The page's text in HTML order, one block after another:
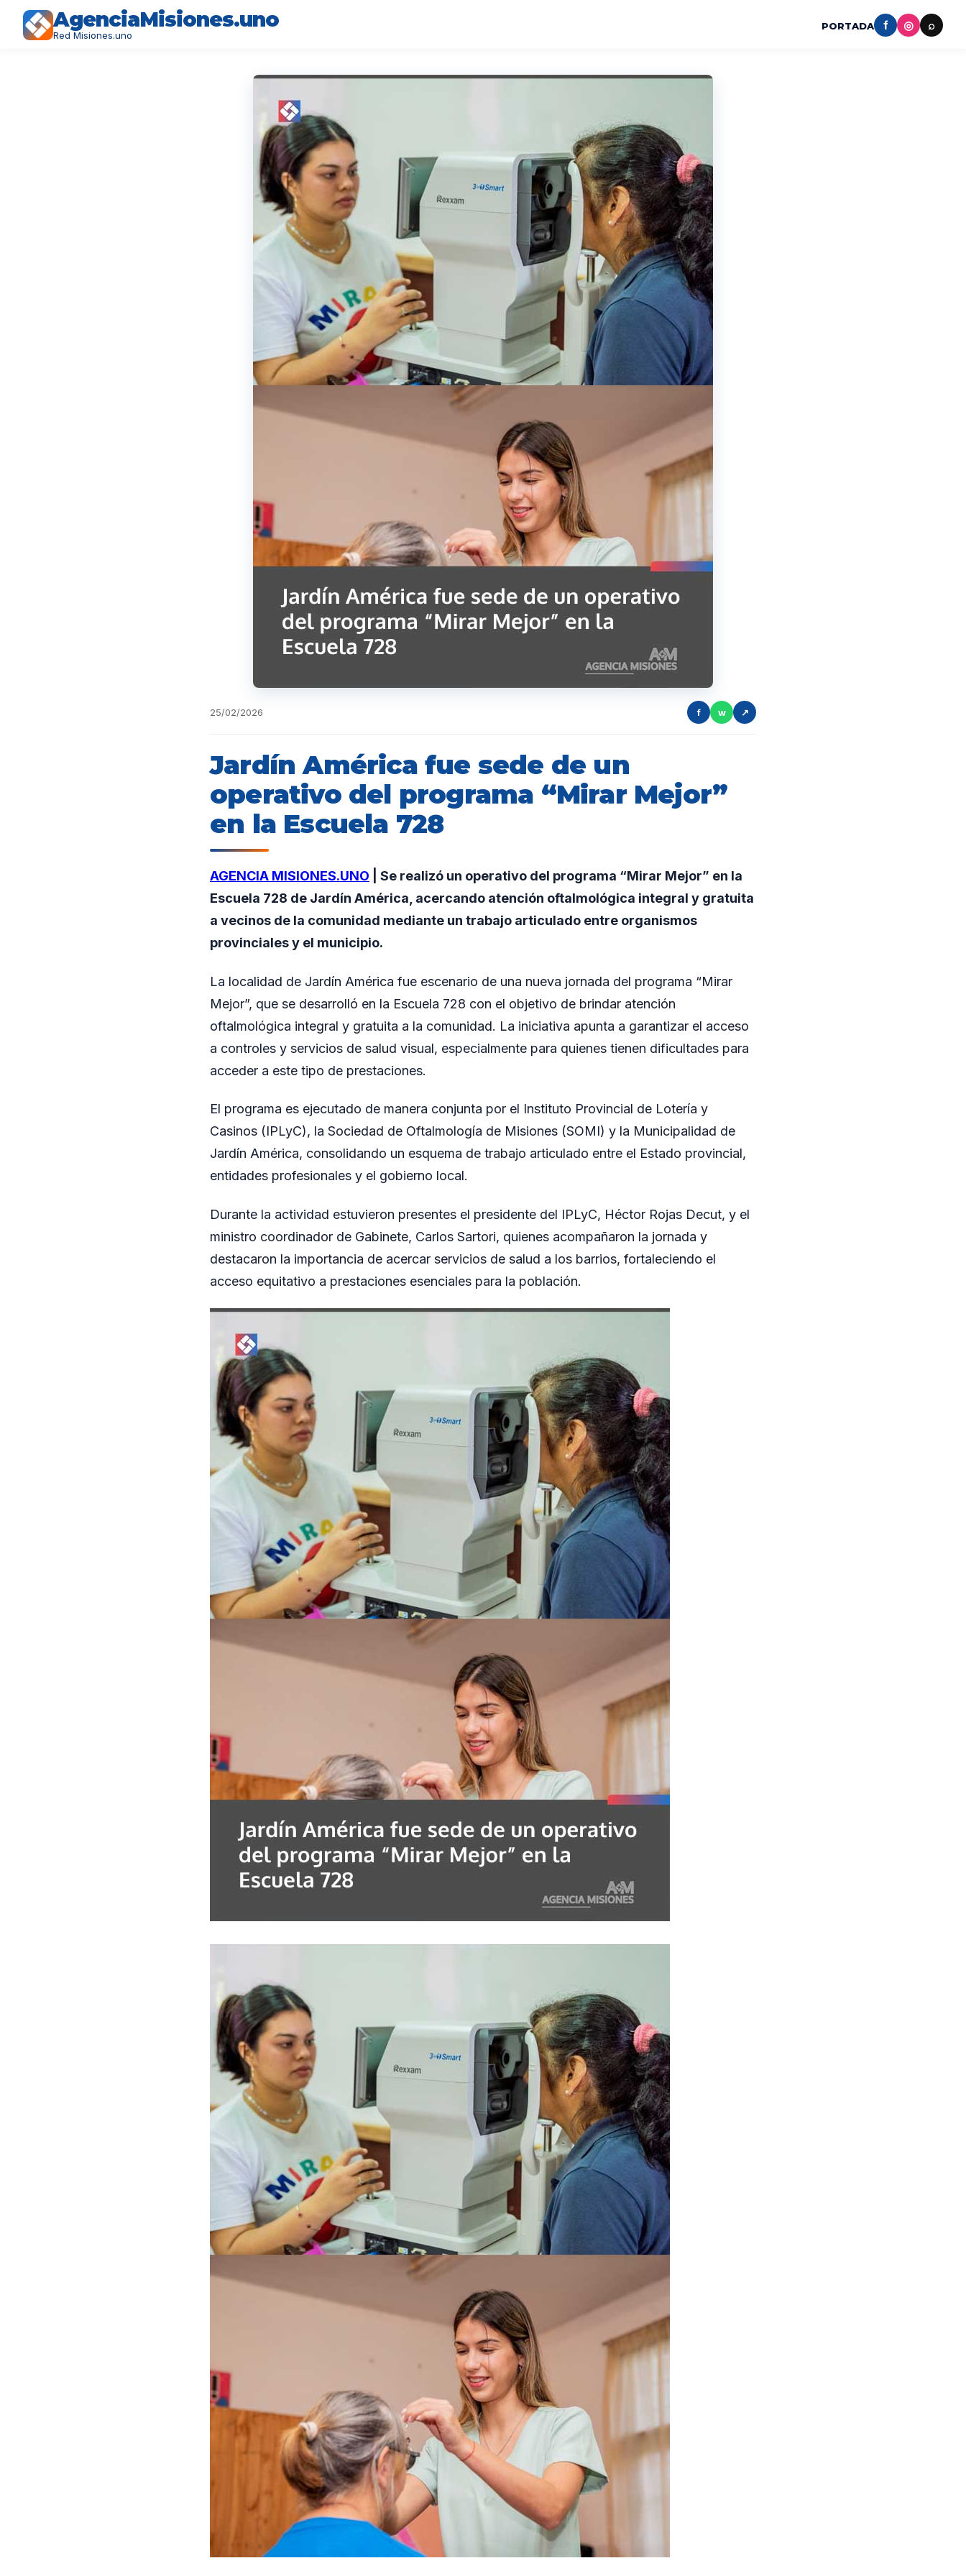
AgenciaMisiones.uno
Red Misiones.uno
PORTADA f ◎ ⌕
25/02/2026 f w ↗
Jardín América fue sede de un
operativo del programa “Mirar Mejor”
en la Escuela 728
AGENCIA MISIONES.UNO | Se realizó un operativo del programa “Mirar Mejor” en la
Escuela 728 de Jardín América, acercando atención oftalmológica integral y gratuita
a vecinos de la comunidad mediante un trabajo articulado entre organismos
provinciales y el municipio.
La localidad de Jardín América fue escenario de una nueva jornada del programa “Mirar
Mejor”, que se desarrolló en la Escuela 728 con el objetivo de brindar atención
oftalmológica integral y gratuita a la comunidad. La iniciativa apunta a garantizar el acceso
a controles y servicios de salud visual, especialmente para quienes tienen dificultades para
acceder a este tipo de prestaciones.
El programa es ejecutado de manera conjunta por el Instituto Provincial de Lotería y
Casinos (IPLyC), la Sociedad de Oftalmología de Misiones (SOMI) y la Municipalidad de
Jardín América, consolidando un esquema de trabajo articulado entre el Estado provincial,
entidades profesionales y el gobierno local.
Durante la actividad estuvieron presentes el presidente del IPLyC, Héctor Rojas Decut, y el
ministro coordinador de Gabinete, Carlos Sartori, quienes acompañaron la jornada y
destacaron la importancia de acercar servicios de salud a los barrios, fortaleciendo el
acceso equitativo a prestaciones esenciales para la población.